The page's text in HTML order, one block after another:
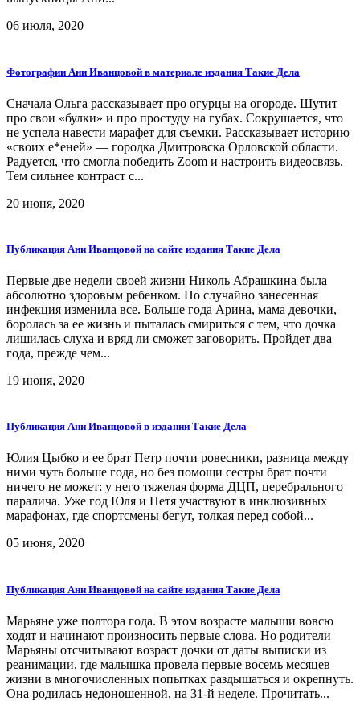
06 июля, 2020
Фотографии Ани Иванцовой в материале издания Такие Дела
Сначала Ольга рассказывает про огурцы на огороде. Шутит
про свои «булки» и про простуду на губах. Сокрушается, что
не успела навести марафет для съемки. Рассказывает историю
«своих е*еней» — городка Дмитровска Орловской области.
Радуется, что смогла победить Zoom и настроить видеосвязь.
Тем сильнее контраст с...
20 июня, 2020
Публикация Ани Иванцовой на сайте издания Такие Дела
Первые две недели своей жизни Николь Абрашкина была
абсолютно здоровым ребенком. Но случайно занесенная
инфекция изменила все. Больше года Арина, мама девочки,
боролась за ее жизнь и пыталась смириться с тем, что дочка
лишилась слуха и вряд ли сможет заговорить. Пройдет два
года, прежде чем...
19 июня, 2020
Публикация Ани Иванцовой в издании Такие Дела
Юлия Цыбко и ее брат Петр почти ровесники, разница между
ними чуть больше года, но без помощи сестры брат почти
ничего не может: у него тяжелая форма ДЦП, церебрального
паралича. Уже год Юля и Петя участвуют в инклюзивных
марафонах, где спортсмены бегут, толкая перед собой...
05 июня, 2020
Публикация Ани Иванцовой на сайте издания Такие Дела
Марьяне уже полтора года. В этом возрасте малыши вовсю
ходят и начинают произносить первые слова. Но родители
Марьяны отсчитывают возраст дочки от даты выписки из
реанимации, где малышка провела первые восемь месяцев
жизни в многочисленных попытках раздышаться и окрепнуть.
Она родилась недоношенной, на 31-й неделе. Прочитать...